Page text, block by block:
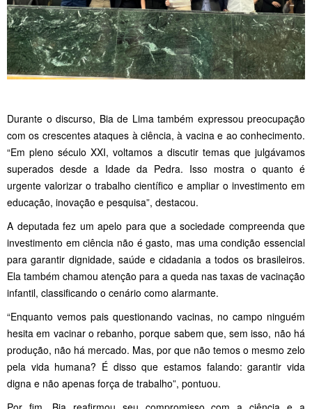
Durante o discurso, Bia de Lima também expressou preocupação
com os crescentes ataques à ciência, à vacina e ao conhecimento.
“Em pleno século XXI, voltamos a discutir temas que julgávamos
superados desde a Idade da Pedra. Isso mostra o quanto é
urgente valorizar o trabalho científico e ampliar o investimento em
educação, inovação e pesquisa”, destacou.
A deputada fez um apelo para que a sociedade compreenda que
investimento em ciência não é gasto, mas uma condição essencial
para garantir dignidade, saúde e cidadania a todos os brasileiros.
Ela também chamou atenção para a queda nas taxas de vacinação
infantil, classificando o cenário como alarmante.
“Enquanto vemos pais questionando vacinas, no campo ninguém
hesita em vacinar o rebanho, porque sabem que, sem isso, não há
produção, não há mercado. Mas, por que não temos o mesmo zelo
pela vida humana? É disso que estamos falando: garantir vida
digna e não apenas força de trabalho”, pontuou.